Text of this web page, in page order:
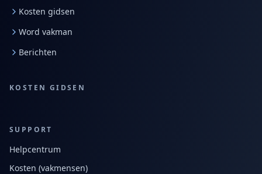
Kosten gidsen
Word vakman
Berichten
KOSTEN GIDSEN
SUPPORT
Helpcentrum
Kosten (vakmensen)